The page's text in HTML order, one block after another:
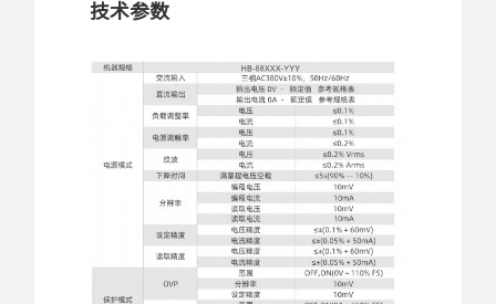
技术参数